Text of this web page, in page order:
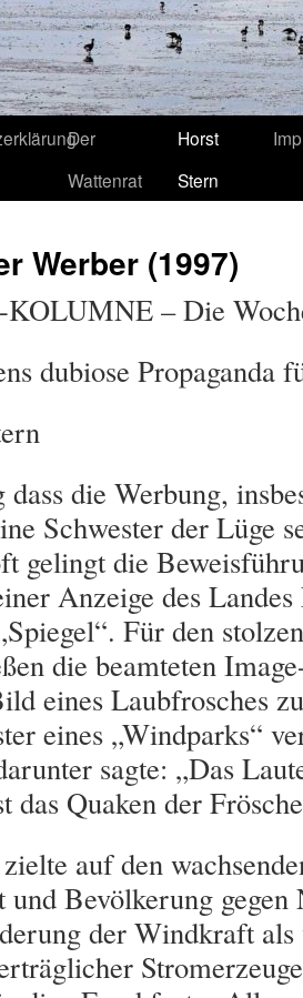
Der
Wattenrat
Horst
Stern
Werber (1997)
– Die
dubiose Propaganda
die Werbung,
Schwester der Lüge
gelingt die
Anzeige des Landes
Für den
die beamteten
eines Laubfrosches
eines „Windparks“
sagte: „Das
das Quaken der
auf den
und Bevölkerung gegen
der Windkraft